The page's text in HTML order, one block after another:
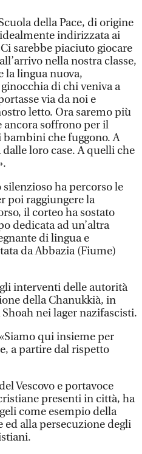
della Pace, di origine
indirizzata ai
sarebbe piaciuto giocare
nella nostra classe,
la lingua nuova,
di chi veniva a
via da noi e
letto. Ora saremo più
soffrono per il
bambini che fuggono. A
loro case. A quelli che
ha percorso le
poi raggiungere la
il corteo ha sostato
dedicata ad un’altra
di lingua e
da Abbazia (Fiume)
interventi delle autorità
della Chanukkià, in
nei lager nazifascisti.
qui insieme per
a partire dal rispetto
Vescovo e portavoce
presenti in città, ha
come esempio della
alla persecuzione degli